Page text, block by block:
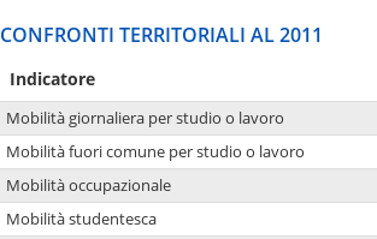
CONFRONTI TERRITORIALI AL 2011
Indicatore
Mobilità giornaliera per studio o lavoro
Mobilità fuori comune per studio o lavoro
Mobilità occupazionale
Mobilità studentesca